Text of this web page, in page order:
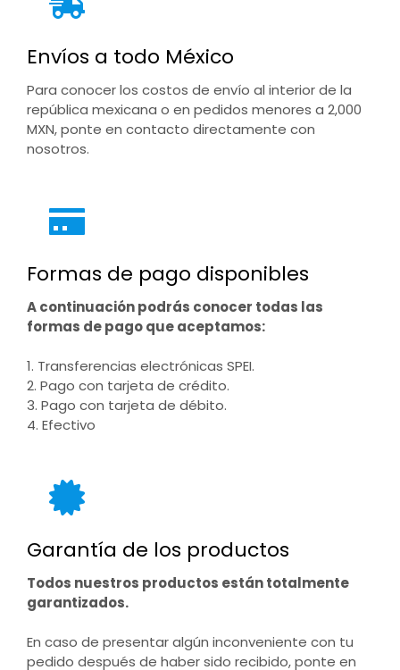
Envíos a todo México
Para conocer los costos de envío al interior de la
república mexicana o en pedidos menores a 2,000
MXN, ponte en contacto directamente con
nosotros.
Formas de pago disponibles
A continuación podrás conocer todas las
formas de pago que aceptamos:
1. Transferencias electrónicas SPEI.
2. Pago con tarjeta de crédito.
3. Pago con tarjeta de débito.
4. Efectivo
Garantía de los productos
Todos nuestros productos están totalmente
garantizados.
En caso de presentar algún inconveniente con tu
pedido después de haber sido recibido, ponte en